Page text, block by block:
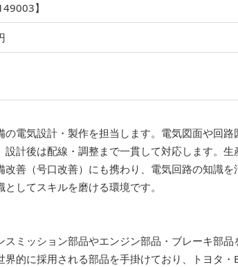
】
の電気設計・製作を担当します。電気図面や回路
設計後は配線・調整まで一貫して対応します。生
善（号口改善）にも携わり、電気回路の知識を
してスキルを磨ける環境です。
スミッション部品やエンジン部品・ブレーキ部品
的に採用される部品を手掛けており、トヨタ・